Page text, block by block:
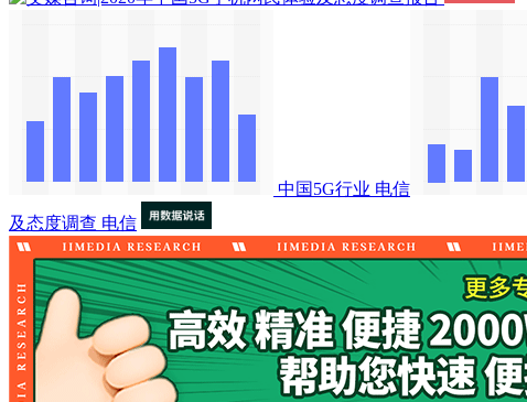
中国5G行业 电信
及态度调查 电信